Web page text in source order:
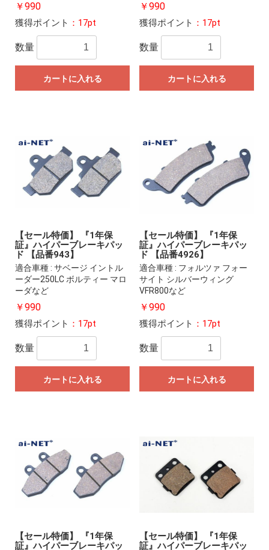
￥990
獲得ポイント ：17pt
数量
カートに入れる
￥990
獲得ポイント ：17pt
数量
カートに入れる
【セール特価】 『1年保
証』ハイパーブレーキパッ
ド 【品番943】
適合車種 : サベージ イントル
ーダー250LC ボルティー マロ
ーダなど
￥990
獲得ポイント ：17pt
数量
カートに入れる
【セール特価】 『1年保
証』ハイパーブレーキパッ
ド 【品番4926】
適合車種 : フォルツァ フォー
サイト シルバーウィング
VFR800など
￥990
獲得ポイント ：17pt
数量
カートに入れる
【セール特価】 『1年保
証』ハイパーブレーキパッ
【セール特価】 『1年保
証』ハイパーブレーキパッ